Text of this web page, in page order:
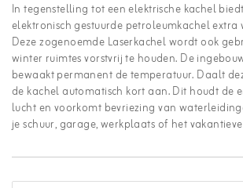
In tegenstelling tot een elektrische kachel
elektronisch gestuurde petroleumkachel extra
Deze zogenoemde Laserkachel wordt ook
winter ruimtes vorstvrij te houden. De
bewaakt permanent de temperatuur. Daalt
de kachel automatisch kort aan. Dit houdt de
lucht en voorkomt bevriezing van
je schuur, garage, werkplaats of het